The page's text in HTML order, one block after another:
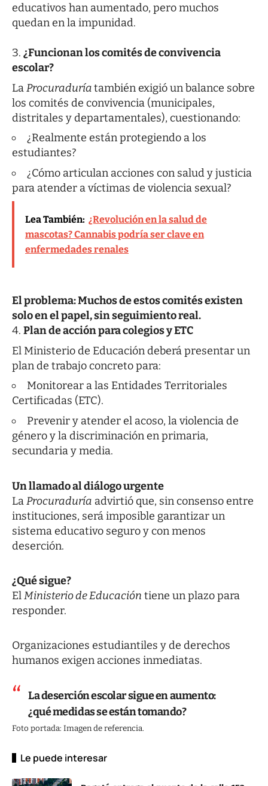
educativos han aumentado, pero muchos
quedan en la impunidad.
¿Funcionan los comités de convivencia
escolar?
LaProcuraduríatambién exigió un balance sobre
los comités de convivencia (municipales,
distritales y departamentales), cuestionando:
¿Realmente están protegiendo a los
estudiantes?
¿Cómo articulan acciones con salud y justicia
para atender a víctimas de violencia sexual?
Lea También: ¿Revolución en la salud de
mascotas? Cannabis podría ser clave en
enfermedades renales
El problema: Muchos de estos comités existen
solo en el papel, sin seguimiento real.
Plan de acción para colegios y ETC
El Ministerio de Educación deberá presentar un
plan de trabajo concreto para:
Monitorear a las Entidades Territoriales
Certificadas (ETC).
Prevenir y atender el acoso, la violencia de
género y la discriminación en primaria,
secundaria y media.
Un llamado al diálogo urgente
LaProcuraduría advirtió que, sin consenso entre
instituciones, será imposible garantizar un
sistema educativo seguro y con menos
deserción.
¿Qué sigue?
ElMinisterio de Educación tiene un plazo para
responder.
Organizaciones estudiantiles y de derechos
humanos exigen acciones inmediatas.
La deserción escolar sigue en aumento:
¿qué medidas se están tomando?
Foto portada: Imagen de referencia.
Le puede interesar